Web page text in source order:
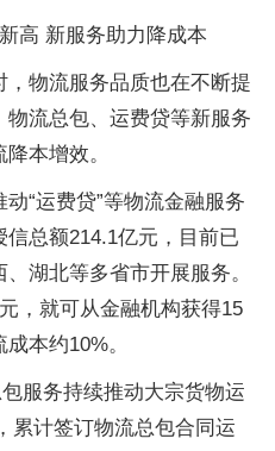
高 新服务助力降成本
物流服务品质也在不断提
流总包、运费贷等新服务
本增效。
“运费贷”等物流金融服务
总额214.1亿元，目前已
湖北等多省市开展服务。
，就可从金融机构获得15
本约10%。
服务持续推动大宗货物运
累计签订物流总包合同运